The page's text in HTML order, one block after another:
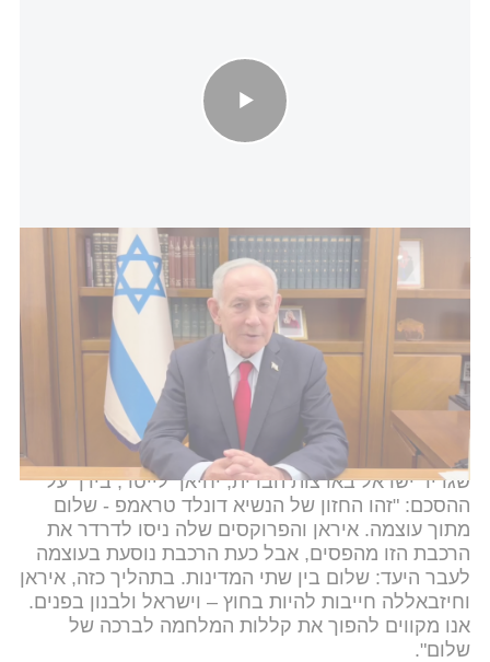
נתניהו בתגובה מוקלטת להסכם: ״מכה גדולה לאיראן; שומרים כל הזמן
על אזור הביטחון המקורי״
נתניהו הוסיף ותקף את טהרן: "זו מכה גדולה לאיראן
שניסתה לכפות עלינו נסיגה בכוח. ישראל, לבנון וארצות
הברית אומרות להם יחד – זה לא עניינכם. אין לכם שום
תפקיד בלבנון, לא לכם, לא לחיזבאללה ולא לשום ארגון
טרור. הביטחון שלנו קודם לכל".
שגריר ישראל בארצות הברית, יחיאך לייטר, בירך על
ההסכם: "זהו החזון של הנשיא דונלד טראמפ - שלום
מתוך עוצמה. איראן והפרוקסים שלה ניסו לדרדר את
הרכבת הזו מהפסים, אבל כעת הרכבת נוסעת בעוצמה
לעבר היעד: שלום בין שתי המדינות. בתהליך כזה, איראן
וחיזבאללה חייבות להיות בחוץ – וישראל ולבנון בפנים.
אנו מקווים להפוך את קללות המלחמה לברכה של
שלום".